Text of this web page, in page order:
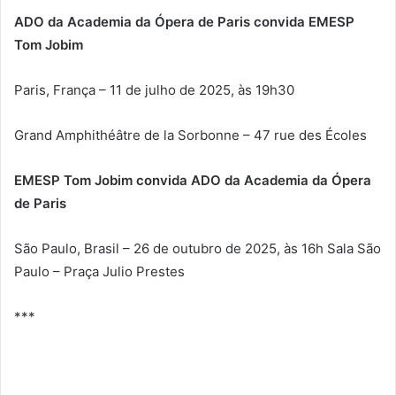
ADO da Academia da Ópera de Paris convida EMESP
Tom Jobim
Paris, França – 11 de julho de 2025, às 19h30
Grand Amphithéâtre de la Sorbonne – 47 rue des Écoles
EMESP Tom Jobim convida ADO da Academia da Ópera
de Paris
São Paulo, Brasil – 26 de outubro de 2025, às 16h Sala São
Paulo – Praça Julio Prestes
***